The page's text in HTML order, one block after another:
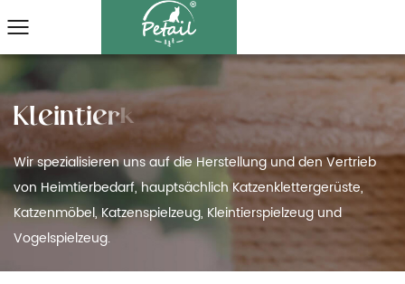
Wir spezialisieren uns auf die Herstellung und den Vertrieb
von Heimtierbedarf, hauptsächlich Katzenklettergerüste,
Katzenmöbel, Katzenspielzeug, Kleintierspielzeug und
Vogelspielzeug.